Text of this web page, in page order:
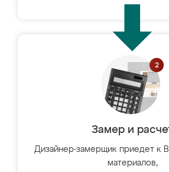
Замер и
Дизайнер-замерщик приедет к
материалов,